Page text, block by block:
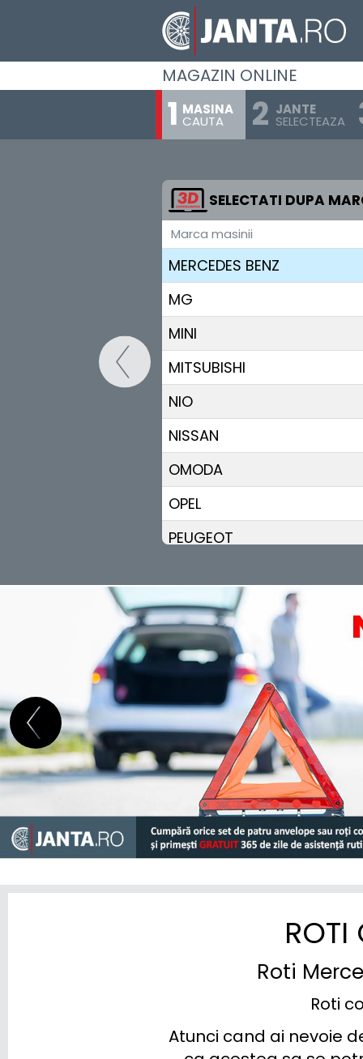
MAGAZIN ONLINE
MASINA
CAUTA
JANTE
SELECTEAZA
SELECTATI DUPA
Marca masinii
LOTUS
LUCID
LYNK & CO
MAN
MAXUS
MAZDA
MERCEDES BENZ
MG
MINI
MITSUBISHI
NIO
NISSAN
OMODA
OPEL
PEUGEOT
PORSCHE
RENAULT
RIVIAN
SAAB
SERES
SKODA
SKYWELL
TOGG
ROTI
Roti
Roti
Atunci cand ai nevoie